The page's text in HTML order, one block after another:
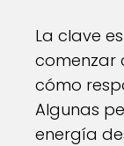
La clave
comenzar
cómo
Algunas
energía